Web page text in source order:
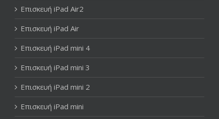
Επισκευή iPad Air2
Επισκευή iPad Air
Επισκευή iPad mini 4
Επισκευή iPad mini 3
Επισκευή iPad mini 2
Επισκευή iPad mini